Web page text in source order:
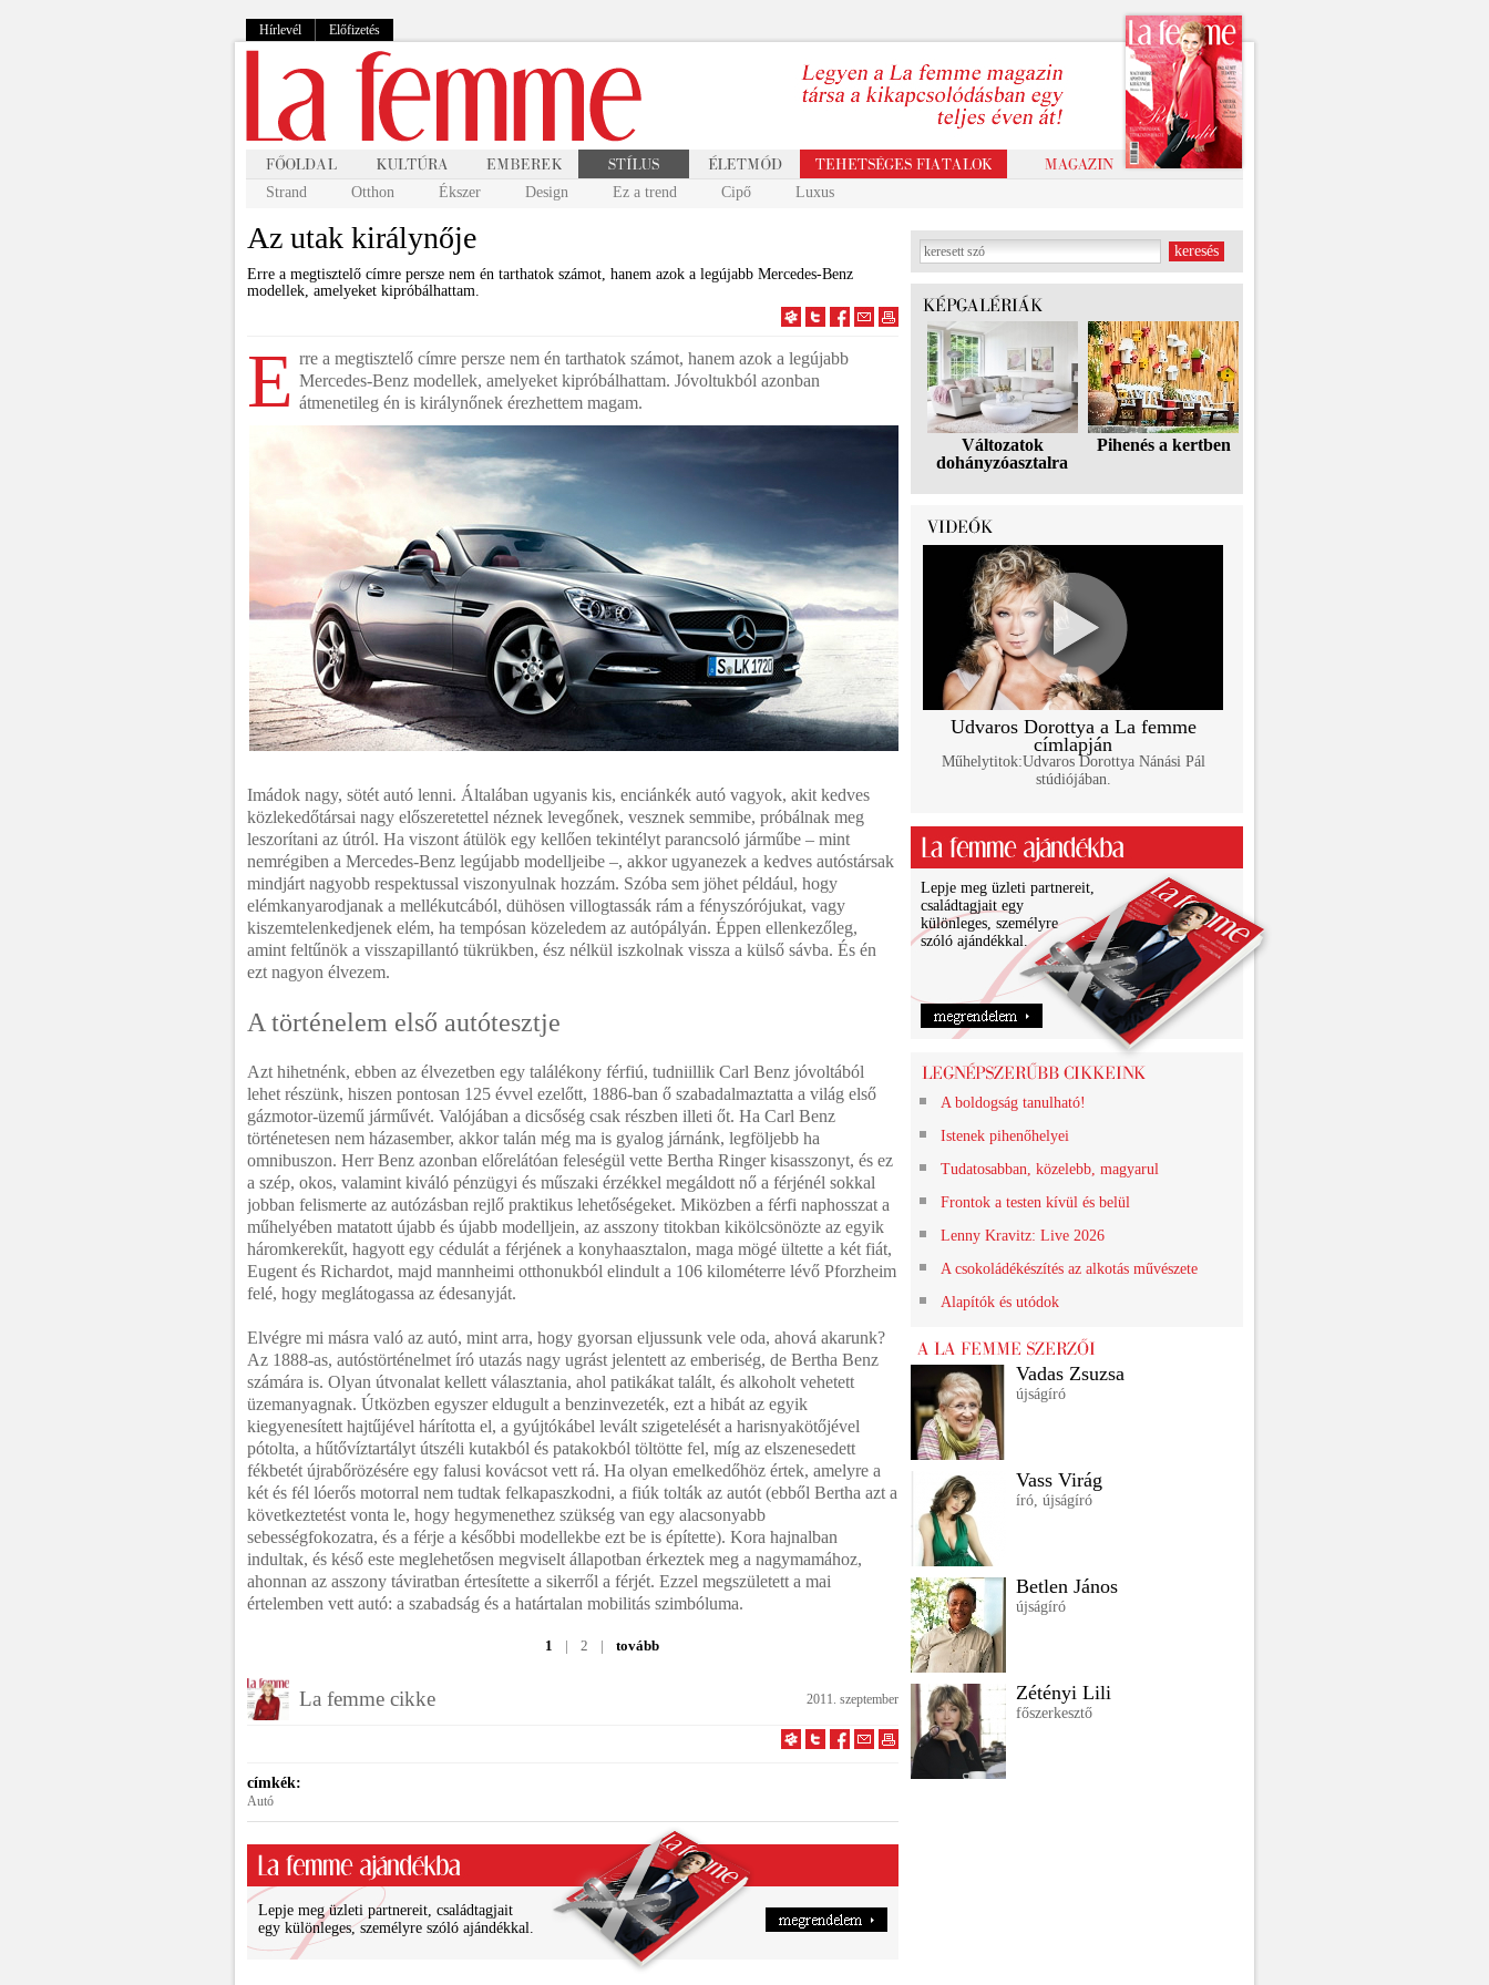
Hírlevél Előfizetés
Strand Otthon Ékszer Design Ez a trend Cipő Luxus
Az utak királynője
Erre a megtisztelő címre persze nem én tarthatok számot, hanem azok a legújabb Mercedes-Benz
modellek, amelyeket kipróbálhattam.
E rre a megtisztelő címre persze nem én tarthatok számot, hanem azok a legújabb
Mercedes-Benz modellek, amelyeket kipróbálhattam. Jóvoltukból azonban
átmenetileg én is királynőnek érezhettem magam.
Imádok nagy, sötét autó lenni. Általában ugyanis kis, enciánkék autó vagyok, akit kedves
közlekedőtársai nagy előszeretettel néznek levegőnek, vesznek semmibe, próbálnak meg
leszorítani az útról. Ha viszont átülök egy kellően tekintélyt parancsoló járműbe – mint
nemrégiben a Mercedes-Benz legújabb modelljeibe –, akkor ugyanezek a kedves autóstársak
mindjárt nagyobb respektussal viszonyulnak hozzám. Szóba sem jöhet például, hogy
elémkanyarodjanak a mellékutcából, dühösen villogtassák rám a fényszórójukat, vagy
kiszemtelenkedjenek elém, ha tempósan közeledem az autópályán. Éppen ellenkezőleg,
amint feltűnök a visszapillantó tükrükben, ész nélkül iszkolnak vissza a külső sávba. És én
ezt nagyon élvezem.
A történelem első autótesztje
Azt hihetnénk, ebben az élvezetben egy találékony férfiú, tudniillik Carl Benz jóvoltából
lehet részünk, hiszen pontosan 125 évvel ezelőtt, 1886-ban ő szabadalmaztatta a világ első
gázmotor-üzemű járművét. Valójában a dicsőség csak részben illeti őt. Ha Carl Benz
történetesen nem házasember, akkor talán még ma is gyalog járnánk, legföljebb ha
omnibuszon. Herr Benz azonban előrelátóan feleségül vette Bertha Ringer kisasszonyt, és ez
a szép, okos, valamint kiváló pénzügyi és műszaki érzékkel megáldott nő a férjénél sokkal
jobban felismerte az autózásban rejlő praktikus lehetőségeket. Miközben a férfi naphosszat a
műhelyében matatott újabb és újabb modelljein, az asszony titokban kikölcsönözte az egyik
háromkerekűt, hagyott egy cédulát a férjének a konyhaasztalon, maga mögé ültette a két fiát,
Eugent és Richardot, majd mannheimi otthonukból elindult a 106 kilométerre lévő Pforzheim
felé, hogy meglátogassa az édesanyját.
Elvégre mi másra való az autó, mint arra, hogy gyorsan eljussunk vele oda, ahová akarunk?
Az 1888-as, autóstörténelmet író utazás nagy ugrást jelentett az emberiség, de Bertha Benz
számára is. Olyan útvonalat kellett választania, ahol patikákat talált, és alkoholt vehetett
üzemanyagnak. Útközben egyszer eldugult a benzinvezeték, ezt a hibát az egyik
kiegyenesített hajtűjével hárította el, a gyújtókábel levált szigetelését a harisnyakötőjével
pótolta, a hűtővíztartályt útszéli kutakból és patakokból töltötte fel, míg az elszenesedett
fékbetét újrabőrözésére egy falusi kovácsot vett rá. Ha olyan emelkedőhöz értek, amelyre a
két és fél lóerős motorral nem tudtak felkapaszkodni, a fiúk tolták az autót (ebből Bertha azt a
következtetést vonta le, hogy hegymenethez szükség van egy alacsonyabb
sebességfokozatra, és a férje a későbbi modellekbe ezt be is építette). Kora hajnalban
indultak, és késő este meglehetősen megviselt állapotban érkeztek meg a nagymamához,
ahonnan az asszony táviratban értesítette a sikerről a férjét. Ezzel megszületett a mai
értelemben vett autó: a szabadság és a határtalan mobilitás szimbóluma.
1 | 2 | tovább
La femme cikke 2011. szeptember
címkék:
Autó
Lepje meg üzleti partnereit, családtagjait
egy különleges, személyre szóló ajándékkal.
Változatok
dohányzóasztalra
Pihenés a kertben
Udvaros Dorottya a La femme
címlapján
Műhelytitok:Udvaros Dorottya Nánási Pál
stúdiójában.
Lepje meg üzleti partnereit,
családtagjait egy
különleges, személyre
szóló ajándékkal.
A boldogság tanulható!
Istenek pihenőhelyei
Tudatosabban, közelebb, magyarul
Frontok a testen kívül és belül
Lenny Kravitz: Live 2026
A csokoládékészítés az alkotás művészete
Alapítók és utódok
Vadas Zsuzsa
újságíró
Vass Virág
író, újságíró
Betlen János
újságíró
Zétényi Lili
főszerkesztő